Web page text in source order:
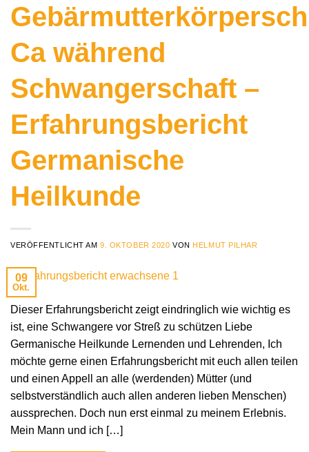
Ca während
Schwangerschaft –
Erfahrungsbericht
Germanische
Heilkunde
VERÖFFENTLICHT AM9. OKTOBER 2020 VON HELMUT PILHAR
09
Okt.
Dieser Erfahrungsbericht zeigt eindringlich wie wichtig es
ist, eine Schwangere vor Streß zu schützen Liebe
Germanische Heilkunde Lernenden und Lehrenden, Ich
möchte gerne einen Erfahrungsbericht mit euch allen teilen
und einen Appell an alle (werdenden) Mütter (und
selbstverständlich auch allen anderen lieben Menschen)
aussprechen. Doch nun erst einmal zu meinem Erlebnis.
Mein Mann und ich […]